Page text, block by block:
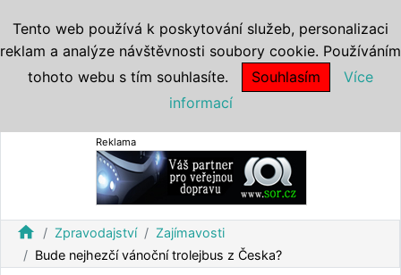
Reklama
home Zpravodajství
Zajímavosti
Bude nejhezčí vánoční trolejbus z Česka?
Tento web používá k poskytování služeb, personalizaci
reklam a analýze návštěvnosti soubory cookie. Používáním
tohoto webu s tím souhlasíte.
Souhlasím
Více
informací